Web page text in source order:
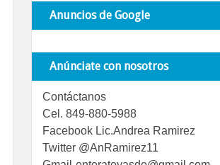
Anuncios de Google
Anúnciate con nosotros
Contáctanos
Cel. 849-880-5988
Facebook Lic.Andrea Ramirez
Twitter @AnRamirez11